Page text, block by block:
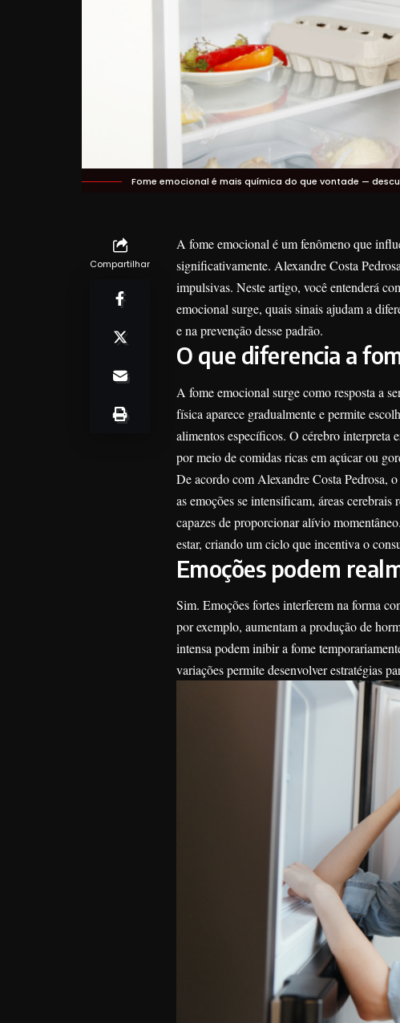
Fome emocional é mais química do que vontade —
Compartilhar
A fome emocional é um fenômeno que
significativamente. Alexandre Costa
impulsivas. Neste artigo, você entenderá
emocional surge, quais sinais ajudam a
e na prevenção desse padrão.
O que diferencia a
A fome emocional surge como resposta a
física aparece gradualmente e permite
alimentos específicos. O cérebro interpreta
por meio de comidas ricas em açúcar ou
De acordo com Alexandre Costa Pedrosa,
as emoções se intensificam, áreas
capazes de proporcionar alívio
estar, criando um ciclo que incentiva o
Emoções podem
Sim. Emoções fortes interferem na forma
por exemplo, aumentam a produção de
intensa podem inibir a fome
variações permite desenvolver estratégias